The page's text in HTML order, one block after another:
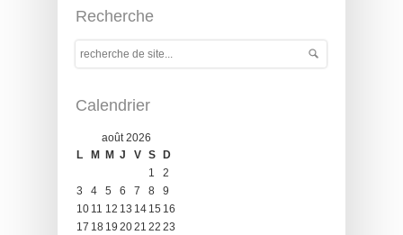
Recherche
Calendrier
août 2026
L
M M J V S
D
1
2
3
4 5 6 7 8
9
10 11 12 13 14 15 16
17 18 19 2021 22 23